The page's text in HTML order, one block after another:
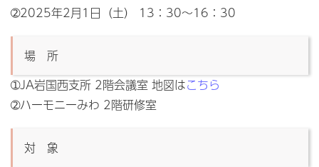
➁2025年2月1日（土） 13：30～16：30
場 所
➀JA岩国西支所 2階会議室 地図はこちら
➁ハーモニーみわ 2階研修室
対 象